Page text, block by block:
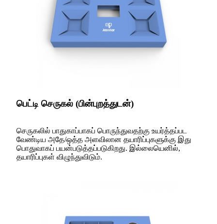
பெட்டி செருகல் (பின்புறத்துடன்)
செருகலில் பாதுகாப்பாகப் பொருந்துவதற்கு உயர்த்தப்பட
வேண்டிய அதே/ஒத்த அளவிலான தயாரிப்புகளுக்கு இது
பொதுவாகப் பயன்படுத்தப்படுகிறது. இல்லையெனில்,
தயாரிப்புகள் விழுந்துவிடும்.